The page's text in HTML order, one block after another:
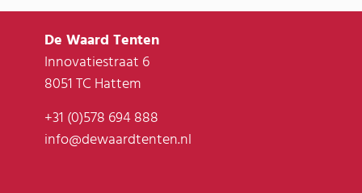
De Waard Tenten
Innovatiestraat 6
8051 TC Hattem
+31 (0)578 694 888
info@dewaardtenten.nl